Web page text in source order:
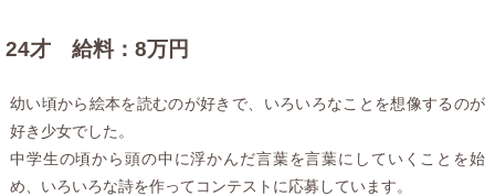
24才 給料：8万円
幼い頃から絵本を読むのが好きで、いろいろなことを想像するのが
好き少女でした。
中学生の頃から頭の中に浮かんだ言葉を言葉にしていくことを始
め、いろいろな詩を作ってコンテストに応募しています。